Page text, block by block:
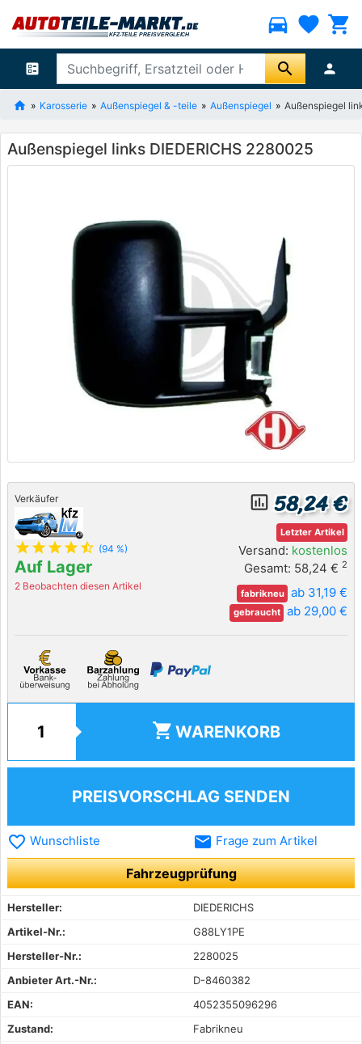
directions_car favorite shopping_cart
ballot search person
Karosserie Außenspiegel & -teile Außenspiegel Außenspiegel
Außenspiegel links DIEDERICHS 2280025
Verkäufer
star star star star star_half (94 %)
Auf Lager
2 Beobachten diesen Artikel
insert_chart_outlined 58,24 €
Letzter Artikel
Versand: kostenlos
Gesamt: 58,24 € 2
fabrikneu ab 31,19 €
gebraucht ab 29,00 €
shopping_cart WARENKORB
PREISVORSCHLAG SENDEN
favorite_border Wunschliste email Frage zum Artikel
Fahrzeugprüfung
Hersteller:
DIEDERICHS
Artikel-Nr.:
G88LY1PE
Hersteller-Nr.:
2280025
Anbieter Art.-Nr.:
D-8460382
EAN:
4052355096296
Zustand:
Fabrikneu